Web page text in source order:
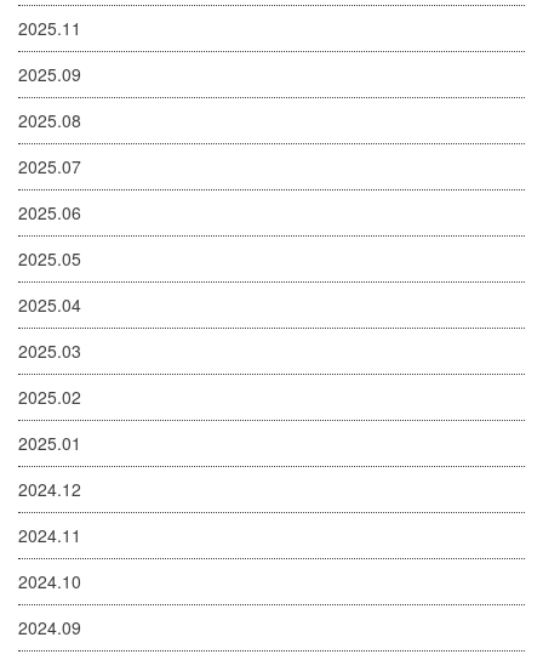
2025.11
2025.09
2025.08
2025.07
2025.06
2025.05
2025.04
2025.03
2025.02
2025.01
2024.12
2024.11
2024.10
2024.09